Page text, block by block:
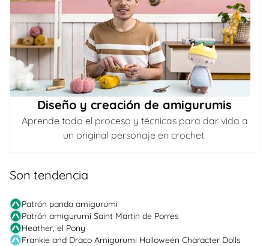
Diseño y creación de amigurumis
Aprende todo el proceso y técnicas para dar vida a
un original personaje en crochet.
Son tendencia
Patrón panda amigurumi
Patrón amigurumi Saint Martin de Porres
Heather, el Pony
Frankie and Draco Amigurumi Halloween Character Dolls